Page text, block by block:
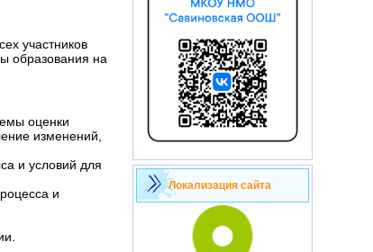
участников
образования на
оценки
изменений,
и условий для
и
Локализация сайта